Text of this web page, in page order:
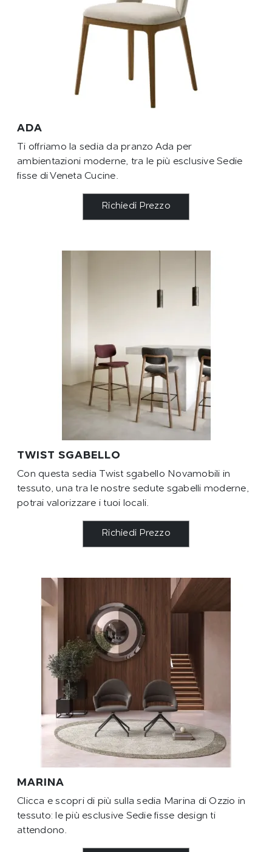
ADA
Ti offriamo la sedia da pranzo Ada per
ambientazioni moderne, tra le più esclusive Sedie
fisse di Veneta Cucine.
Richiedi Prezzo
TWIST SGABELLO
Con questa sedia Twist sgabello Novamobili in
tessuto, una tra le nostre sedute sgabelli moderne,
potrai valorizzare i tuoi locali.
Richiedi Prezzo
MARINA
Clicca e scopri di più sulla sedia Marina di Ozzio in
tessuto: le più esclusive Sedie fisse design ti
attendono.